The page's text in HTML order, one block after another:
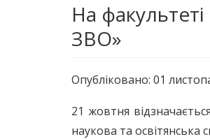
На
ЗВО»
Опубліковано: 01
21 жовтня
наукова та освітянська